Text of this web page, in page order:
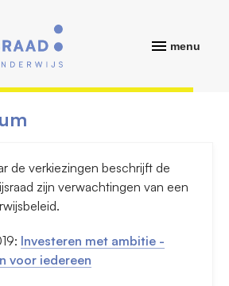
menu
de verkiezingen beschrijft de
zijn verwachtingen van een
Investeren met ambitie -
voor iedereen